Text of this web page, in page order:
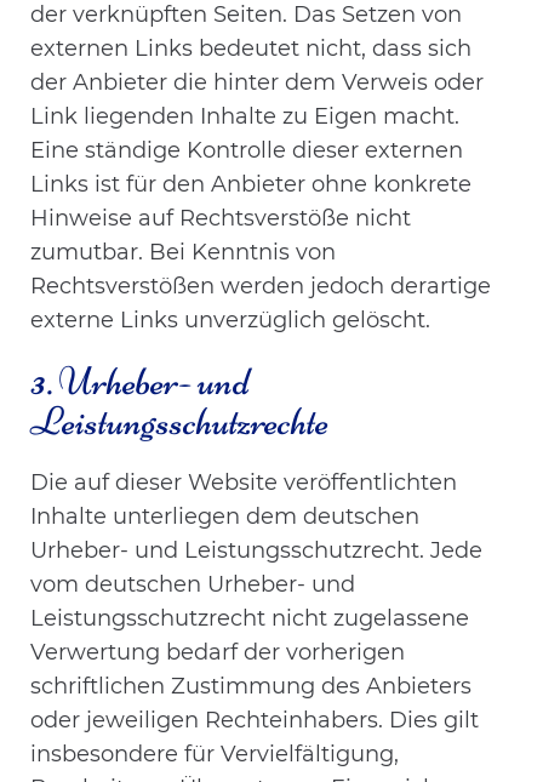
der verknüpften Seiten. Das Setzen von
externen Links bedeutet nicht, dass sich
der Anbieter die hinter dem Verweis oder
Link liegenden Inhalte zu Eigen macht.
Eine ständige Kontrolle dieser externen
Links ist für den Anbieter ohne konkrete
Hinweise auf Rechtsverstöße nicht
zumutbar. Bei Kenntnis von
Rechtsverstößen werden jedoch derartige
externe Links unverzüglich gelöscht.
3. Urheber- und
Leistungsschutzrechte
Die auf dieser Website veröffentlichten
Inhalte unterliegen dem deutschen
Urheber- und Leistungsschutzrecht. Jede
vom deutschen Urheber- und
Leistungsschutzrecht nicht zugelassene
Verwertung bedarf der vorherigen
schriftlichen Zustimmung des Anbieters
oder jeweiligen Rechteinhabers. Dies gilt
insbesondere für Vervielfältigung,